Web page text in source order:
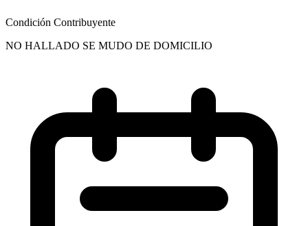
Condición Contribuyente
NO HALLADO SE MUDO DE DOMICILIO